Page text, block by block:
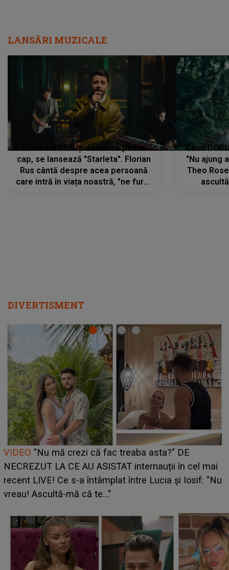
LANSĂRI MUZICALE
Când IUBIREA îți dă lumea peste
cap, se lansează "Starleta". Florian
Rus cântă despre acea persoană
care intră în viața noastră, "ne fură"
Când
"Nu ajung
Theo
DIVERTISMENT
Cine este Bianca, tânăra clujeancă luată pe scenă la
UNTOLD ONE de Zara Larsson? Aceasta a dezvăluit
ce i-a spus artista suedeză în culise: „Nu am fost
pregătită...”